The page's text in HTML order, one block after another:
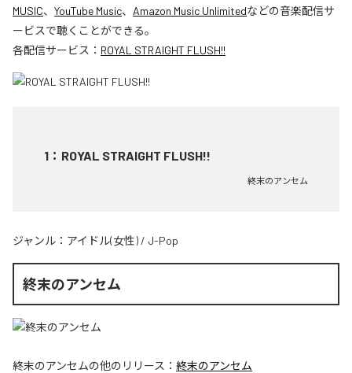
MUSIC、 YouTube Music、 Amazon Music Unlimitedなどの音楽配信サ
ービスで聴くことができる。
各配信サービス： ROYAL STRAIGHT FLUSH!!
1 ： ROYAL STRAIGHT FLUSH!!
終末のアンセム
ジャンル： アイドル(女性) / J-Pop
終末のアンセム
終末のアンセムの他のリリース： 終末のアンセム